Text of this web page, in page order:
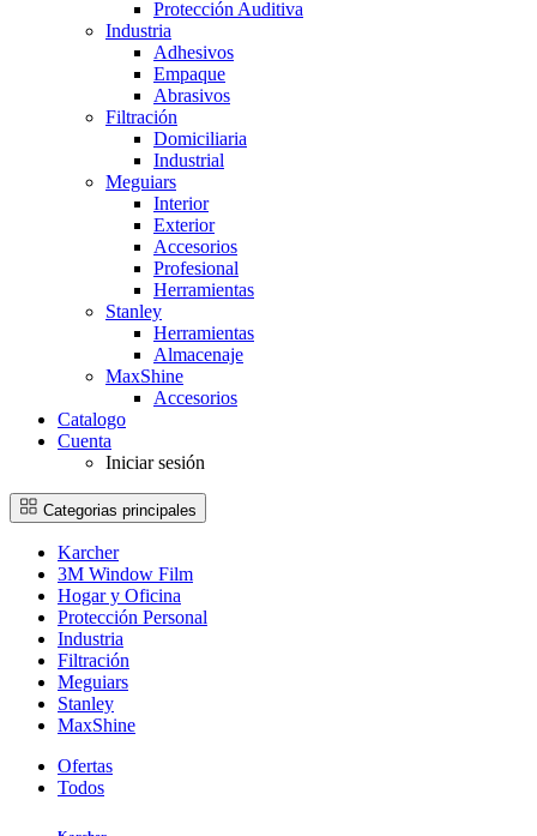
Protección Auditiva
Industria
Adhesivos
Empaque
Abrasivos
Filtración
Domiciliaria
Industrial
Meguiars
Interior
Exterior
Accesorios
Profesional
Herramientas
Stanley
Herramientas
Almacenaje
MaxShine
Accesorios
Catalogo
Cuenta
Iniciar sesión
Categorias principales
Karcher
3M Window Film
Hogar y Oficina
Protección Personal
Industria
Filtración
Meguiars
Stanley
MaxShine
Ofertas
Todos